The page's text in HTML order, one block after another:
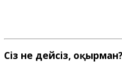
Сіз не дейсіз, оқырман?